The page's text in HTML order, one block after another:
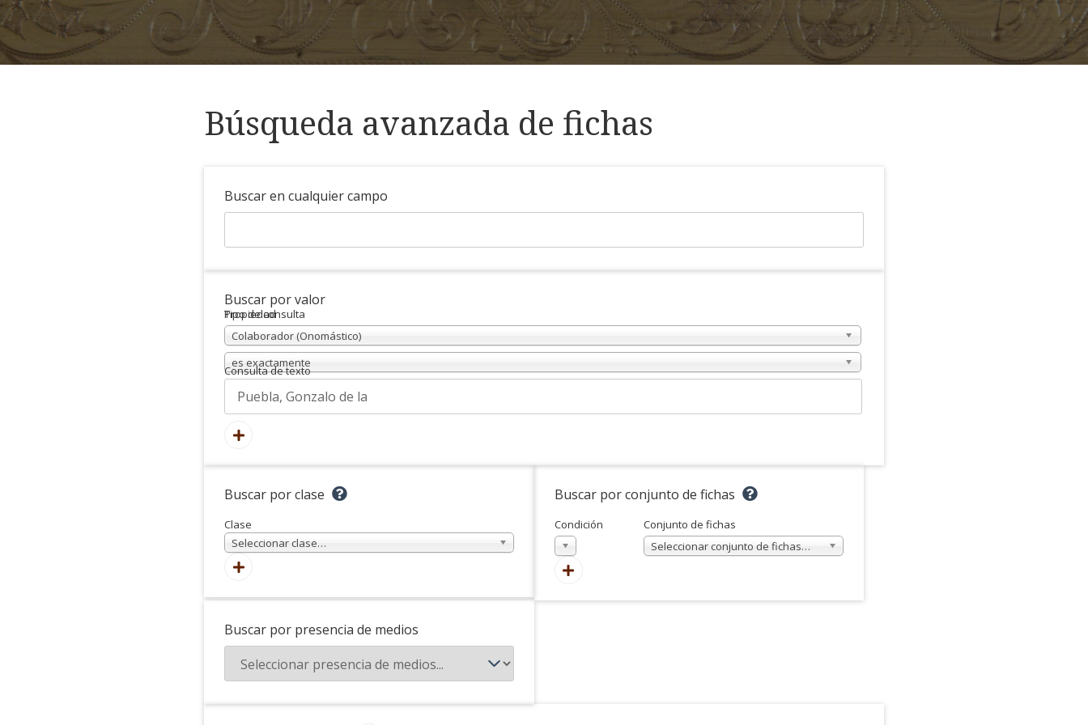
Búsqueda avanzada de fichas
Buscar en cualquier campo
Buscar por valor
Propiedad
Colaborador (Onomástico)
Tipo de consulta
es exactamente
Consulta de texto
Buscar por clase
Clase
Seleccionar clase…
Buscar por conjunto de fichas
Condición
En
Conjunto de fichas
Seleccionar conjunto de fichas…
Buscar por presencia de medios